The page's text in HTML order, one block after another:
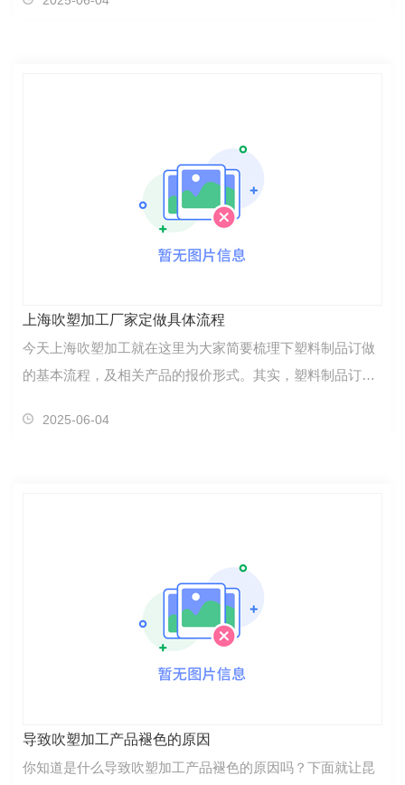
各样的经营上的困难问题，也是前所未有的挑战，将……
上海吹塑加工厂家定做具体流程
今天上海吹塑加工就在这里为大家简要梳理下塑料制品订做
的基本流程，及相关产品的报价形式。其实，塑料制品订做
订做服务到底是怎么一回事了。1、产品设计及塑料……
2025-06-04
导致吹塑加工产品褪色的原因
你知道是什么导致吹塑加工产品褪色的原因吗？下面就让昆